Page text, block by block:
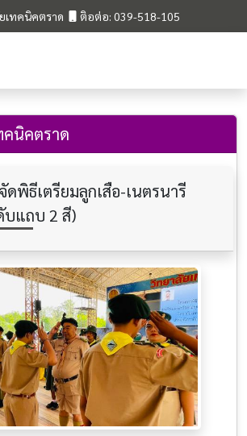
เทคนิคตราด ติอต่อ: 039-518-105
คนิคตราด
จัดพิธีเตรียมลูกเสือ-เนตรนารี
บแถบ 2 สี)